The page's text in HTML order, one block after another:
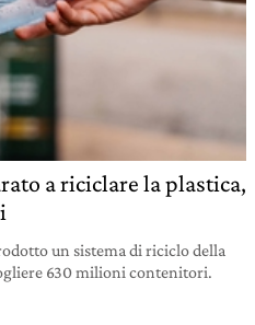
a riciclare la plastica,
un sistema di riciclo della
630 milioni contenitori.